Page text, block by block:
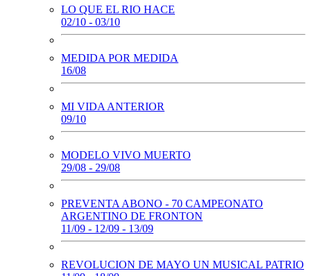
LO QUE EL RIO HACE
02/10 - 03/10
MEDIDA POR MEDIDA
16/08
MI VIDA ANTERIOR
09/10
MODELO VIVO MUERTO
29/08 - 29/08
PREVENTA ABONO - 70 CAMPEONATO
ARGENTINO DE FRONTON
11/09 - 12/09 - 13/09
REVOLUCION DE MAYO UN MUSICAL PATRIO